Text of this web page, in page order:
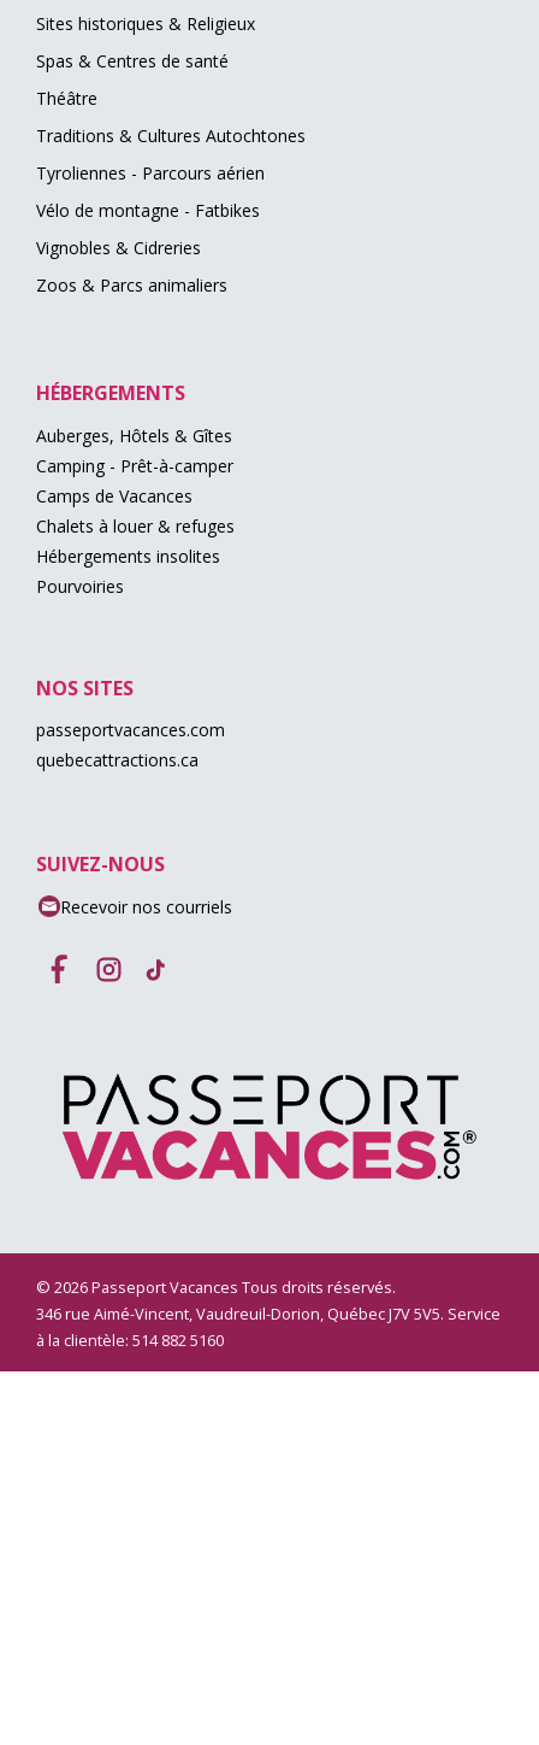
Sites historiques & Religieux
Spas & Centres de santé
Théâtre
Traditions & Cultures Autochtones
Tyroliennes - Parcours aérien
Vélo de montagne - Fatbikes
Vignobles & Cidreries
Zoos & Parcs animaliers
HÉBERGEMENTS
Auberges, Hôtels & Gîtes
Camping - Prêt-à-camper
Camps de Vacances
Chalets à louer & refuges
Hébergements insolites
Pourvoiries
NOS SITES
passeportvacances.com
quebecattractions.ca
SUIVEZ-NOUS
Recevoir nos courriels
© 2026 Passeport Vacances Tous droits réservés.
346 rue Aimé-Vincent, Vaudreuil-Dorion, Québec J7V 5V5. Service
à la clientèle: 514 882 5160